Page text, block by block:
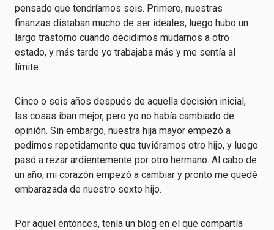
pensado que tendríamos seis. Primero, nuestras
finanzas distaban mucho de ser ideales, luego hubo un
largo trastorno cuando decidimos mudarnos a otro
estado, y más tarde yo trabajaba más y me sentía al
límite.
Cinco o seis años después de aquella decisión inicial,
las cosas iban mejor, pero yo no había cambiado de
opinión. Sin embargo, nuestra hija mayor empezó a
pedirnos repetidamente que tuviéramos otro hijo, y luego
pasó a rezar ardientemente por otro hermano. Al cabo de
un año, mi corazón empezó a cambiar y pronto me quedé
embarazada de nuestro sexto hijo.
Por aquel entonces, tenía un blog en el que compartía